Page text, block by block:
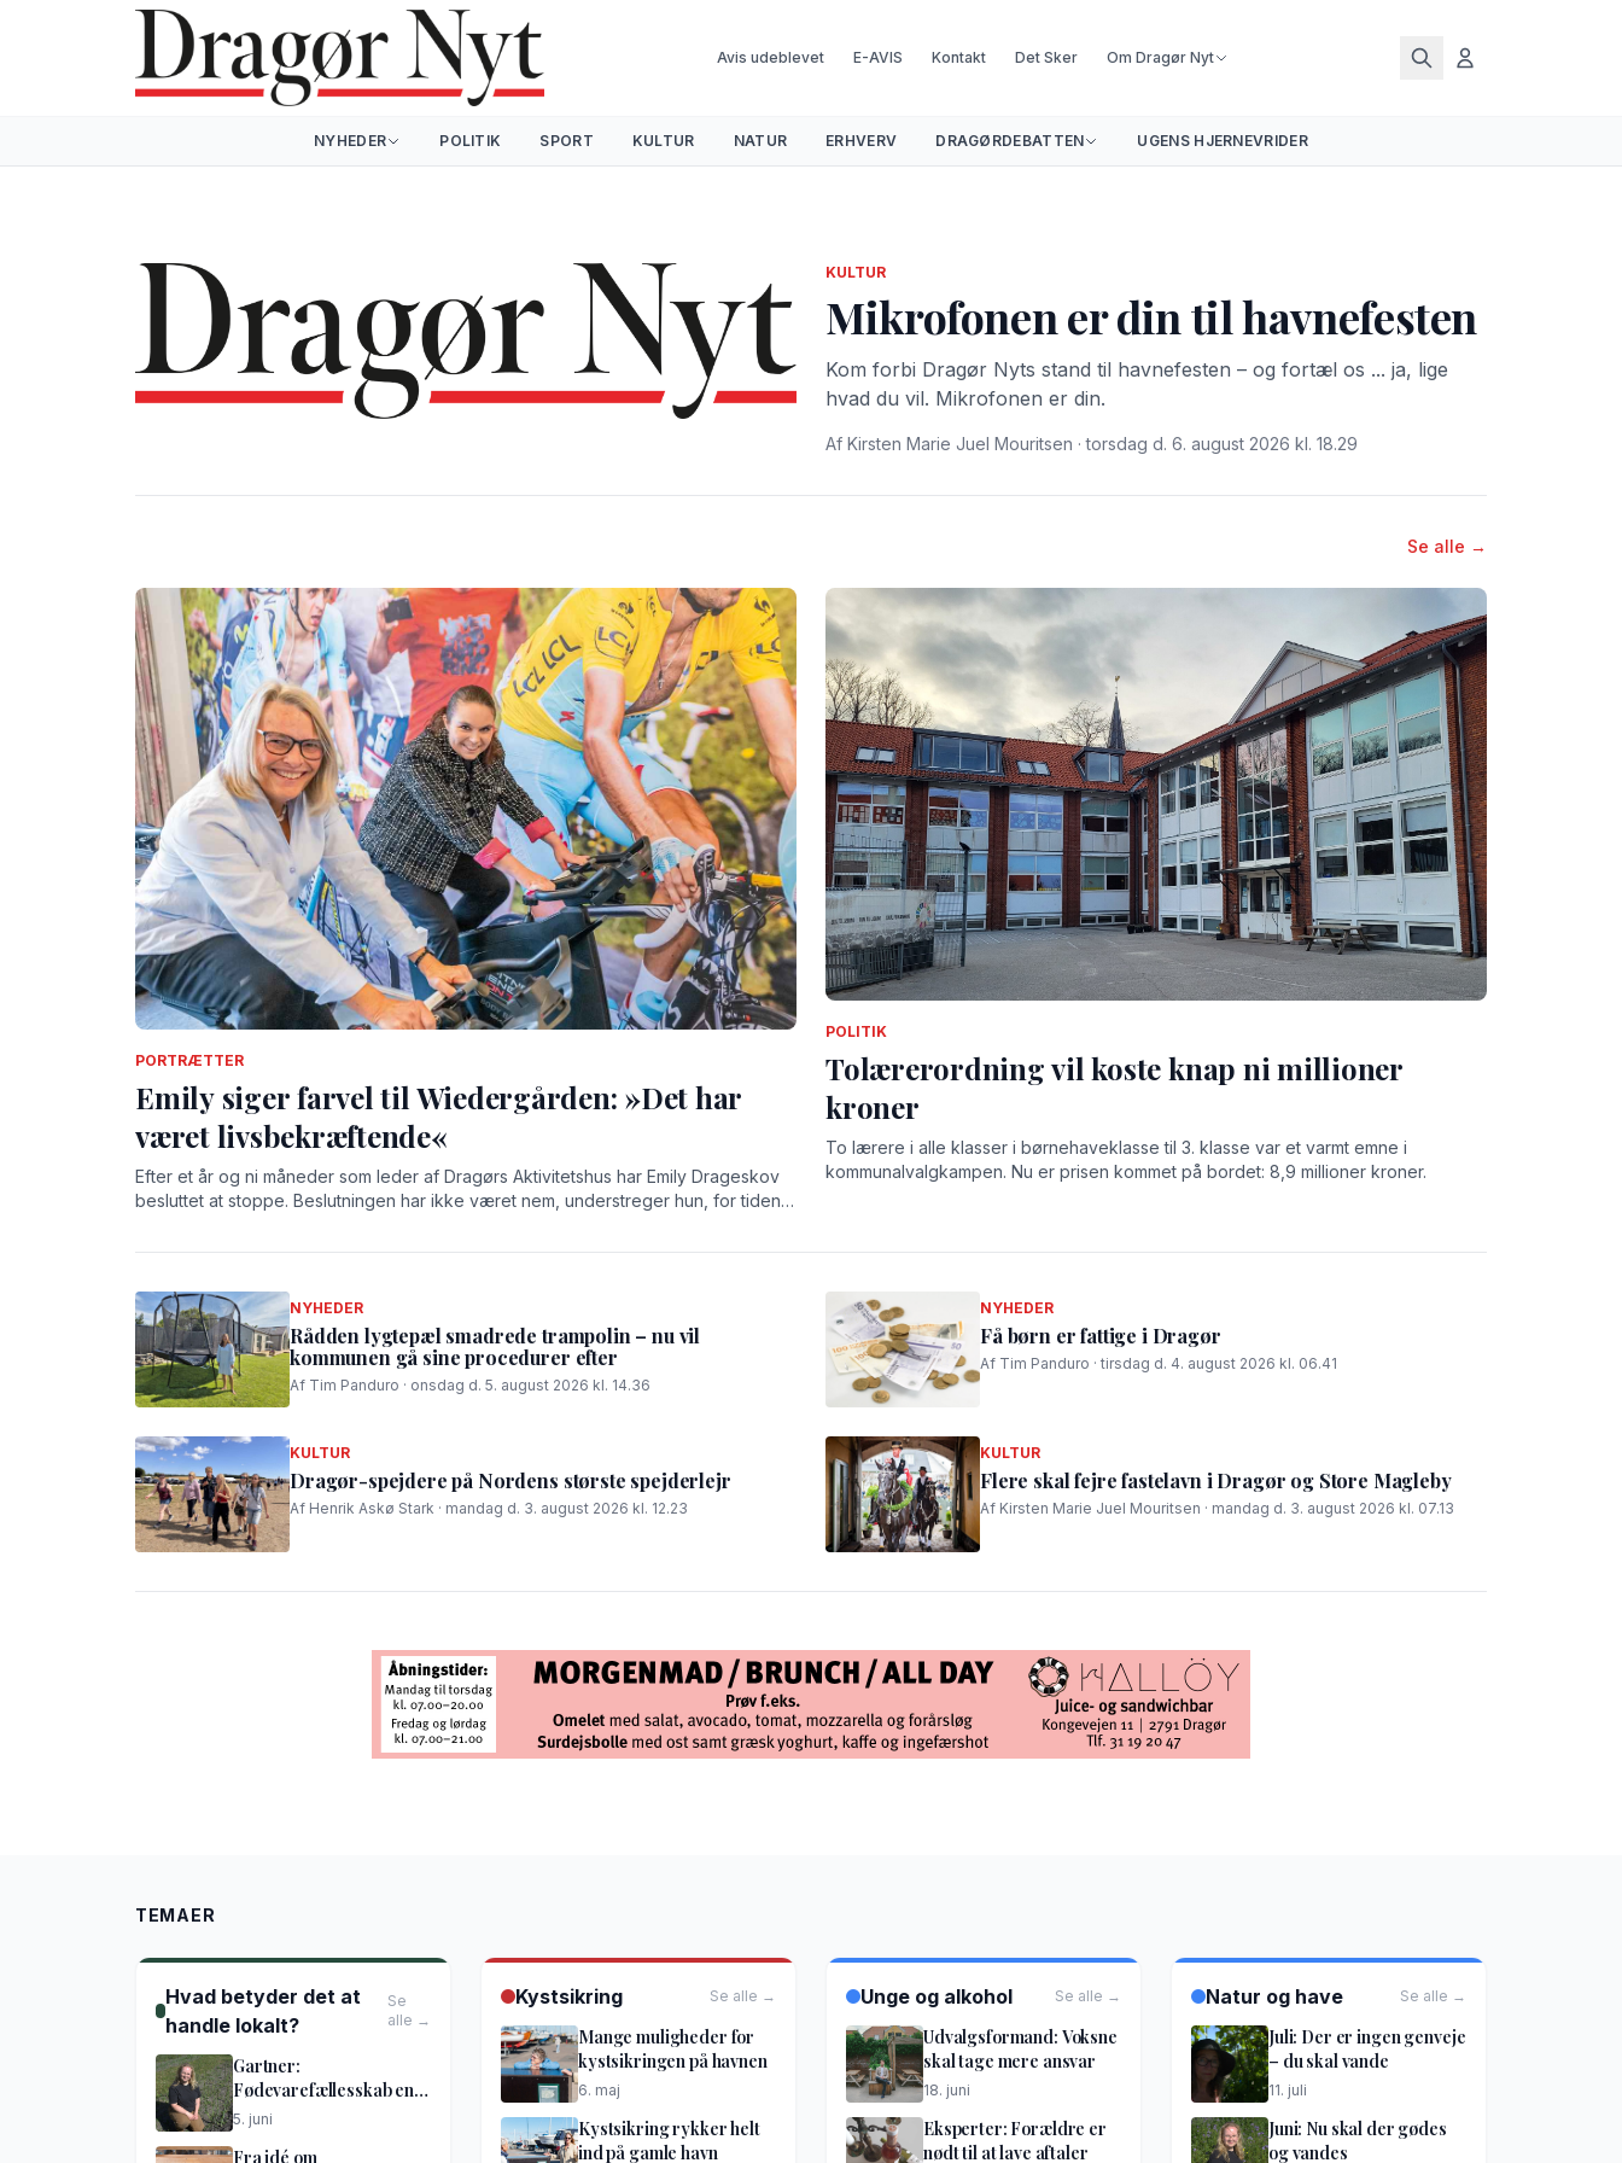
Avis udeblevet E-AVIS Kontakt Det Sker Om Dragør Nyt
NYHEDER POLITIK SPORT KULTUR NATUR ERHVERV DRAGØRDEBATTEN UGENS HJERNEVRIDER
KULTUR
Mikrofonen er din til havnefesten
Kom forbi Dragør Nyts stand til havnefesten – og fortæl os ... ja, lige
hvad du vil. Mikrofonen er din.
Af Kirsten Marie Juel Mouritsen · torsdag d. 6. august 2026 kl. 18.29
Se alle →
PORTRÆTTER
Emily siger farvel til Wiedergården: »Det har
været livsbekræftende«
Efter et år og ni måneder som leder af Dragørs Aktivitetshus har Emily Drageskov
besluttet at stoppe. Beslutningen har ikke været nem, understreger hun, for tiden
POLITIK
Tolærerordning vil koste knap ni millioner
kroner
To lærere i alle klasser i børnehaveklasse til 3. klasse var et varmt emne i
kommunalvalgkampen. Nu er prisen kommet på bordet: 8,9 millioner kroner.
NYHEDER
Rådden lygtepæl smadrede trampolin – nu vil
kommunen gå sine procedurer efter
Af Tim Panduro · onsdag d. 5. august 2026 kl. 14.36
NYHEDER
Få børn er fattige i Dragør
Af Tim Panduro · tirsdag d. 4. august 2026 kl. 06.41
KULTUR
Dragør-spejdere på Nordens største spejderlejr
Af Henrik Askø Stark · mandag d. 3. august 2026 kl. 12.23
KULTUR
Flere skal fejre fastelavn i Dragør og Store Magleby
Af Kirsten Marie Juel Mouritsen · mandag d. 3. august 2026 kl. 07.13
TEMAER
Hvad betyder det at
handle lokalt?
Se
alle →
Gartner:
Fødevarefællesskab en
god idé
5. juni
Fra idé om
Kystsikring Se alle →
Mange muligheder for
kystsikringen på havnen
6. maj
Kystsikring rykker helt
ind på gamle havn
Unge og alkohol Se alle →
Udvalgsformand: Voksne
skal tage mere ansvar
18. juni
Eksperter: Forældre er
nødt til at lave aftaler
Natur og have Se alle →
Juli: Der er ingen genveje
– du skal vande
11. juli
Juni: Nu skal der gødes
og vandes